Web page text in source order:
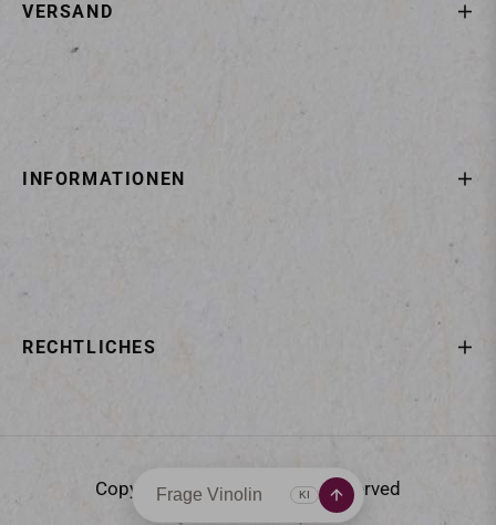
VERSAND
INFORMATIONEN
RECHTLICHES
Copyright © 2025All rights reserved